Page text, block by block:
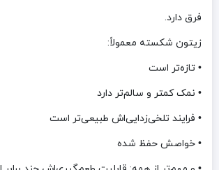
فرق دارد.
زیتون شکسته معمولاً:
• تازه‌تر است
• نمک کمتر و سالم‌تر دارد
• فرایند تلخی‌زدایی‌اش طبیعی‌تر است
• خواصش حفظ شده